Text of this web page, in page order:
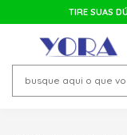
TIRE SUAS